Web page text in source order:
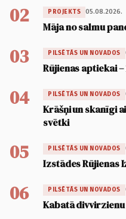
02 PROJEKTS 05.08.2026.
Māja no salmu
03 PILSĒTĀS UN NOVADOS
Rūjienas aptiekai –
04 PILSĒTĀS UN NOVADOS
Krāšņi un skanīgi
svētki
05 PILSĒTĀS UN NOVADOS
Izstādes Rūjienas
06 PILSĒTĀS UN NOVADOS
Kabatā